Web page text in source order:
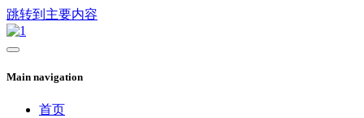
跳转到主要内容
Main navigation
首页